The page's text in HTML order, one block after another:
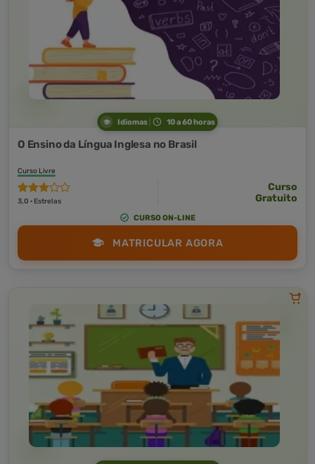
Idiomas 10 a 60 horas
O Ensino da Língua Inglesa no Brasil
Curso Livre
3,0 · Estrelas
Curso
Gratuito
CURSO ON-LINE
MATRICULAR AGORA